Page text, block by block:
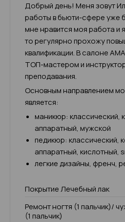
Добрый день! Меня зовут
работы в бьюти-сфере уже
мне нравится моя работа и
то регулярно прохожу
квалификации. В салоне
ТОП-мастером и
преподавания.
Основным направлением
является:
маникюр: классический,
аппаратный, мужской
педикюр: классический,
аппаратный, кислотный,
легкие дизайны, френч,
Покрытие Лечебный лак
Ремонт ногтя (1 пальчик)/
(1 пальчик)